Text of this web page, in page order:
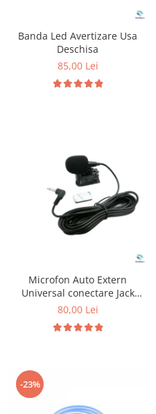
Banda Led Avertizare Usa
Deschisa
85,00 Lei
Microfon Auto Extern
Universal conectare Jack
3.5mm
80,00 Lei
-23%